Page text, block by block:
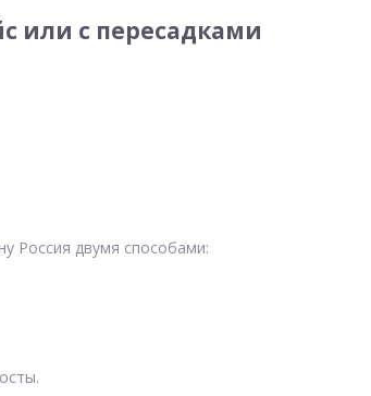
или с пересадками
Россия двумя способами: